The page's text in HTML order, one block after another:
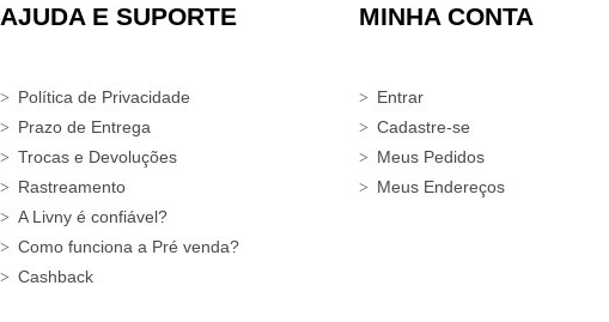
AJUDA E SUPORTE
Política de Privacidade
Prazo de Entrega
Trocas e Devoluções
Rastreamento
A Livny é confiável?
Como funciona a Pré venda?
Cashback
MINHA CONTA
Entrar
Cadastre-se
Meus Pedidos
Meus Endereços